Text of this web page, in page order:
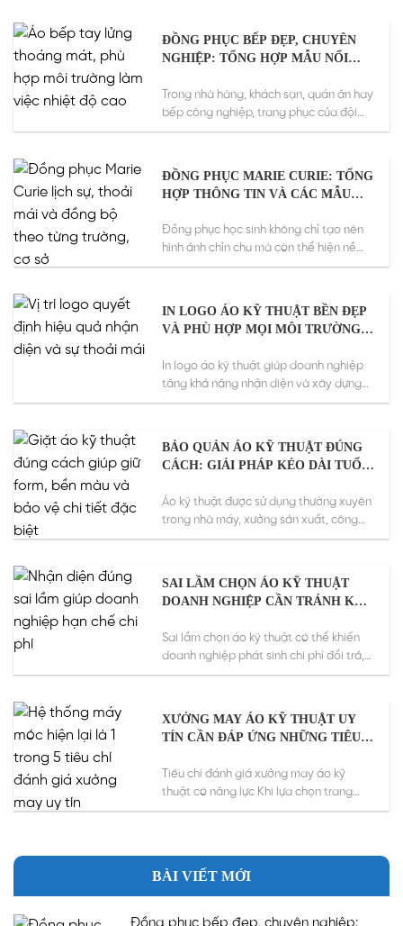
ĐỒNG PHỤC BẾP ĐẸP, CHUYÊN
NGHIỆP: TỔNG HỢP MẪU NỔI
Trong nhà hàng, khách sạn, quán ăn hay
bếp công nghiệp, trang phục của đội
ngũ chế biến...
ĐỒNG PHỤC MARIE CURIE: TỔNG
HỢP THÔNG TIN VÀ CÁC MẪU
Đồng phục học sinh không chỉ tạo nên
hình ảnh chỉn chu mà còn thể hiện nề
nếp,...
IN LOGO ÁO KỸ THUẬT BỀN ĐẸP
VÀ PHÙ HỢP MỌI MÔI TRƯỜNG
In logo áo kỹ thuật giúp doanh nghiệp
tăng khả năng nhận diện và xây dựng
hình ảnh...
BẢO QUẢN ÁO KỸ THUẬT ĐÚNG
CÁCH: GIẢI PHÁP KÉO DÀI TUỔI
DOANH NGHIỆP
Áo kỹ thuật được sử dụng thường xuyên
trong nhà máy, xưởng sản xuất, công
trường, kho vận...
SAI LẦM CHỌN ÁO KỸ THUẬT
DOANH NGHIỆP CẦN TRÁNH KHI
Sai lầm chọn áo kỹ thuật có thể khiến
doanh nghiệp phát sinh chi phí đổi trả,
chậm...
XƯỞNG MAY ÁO KỸ THUẬT UY
TÍN CẦN ĐÁP ỨNG NHỮNG TIÊU
Tiêu chí đánh giá xưởng may áo kỹ
thuật có năng lực Khi lựa chọn trang
phục cho...
BÀI VIẾT MỚI
Đồng phục bếp đẹp, chuyên nghiệp: